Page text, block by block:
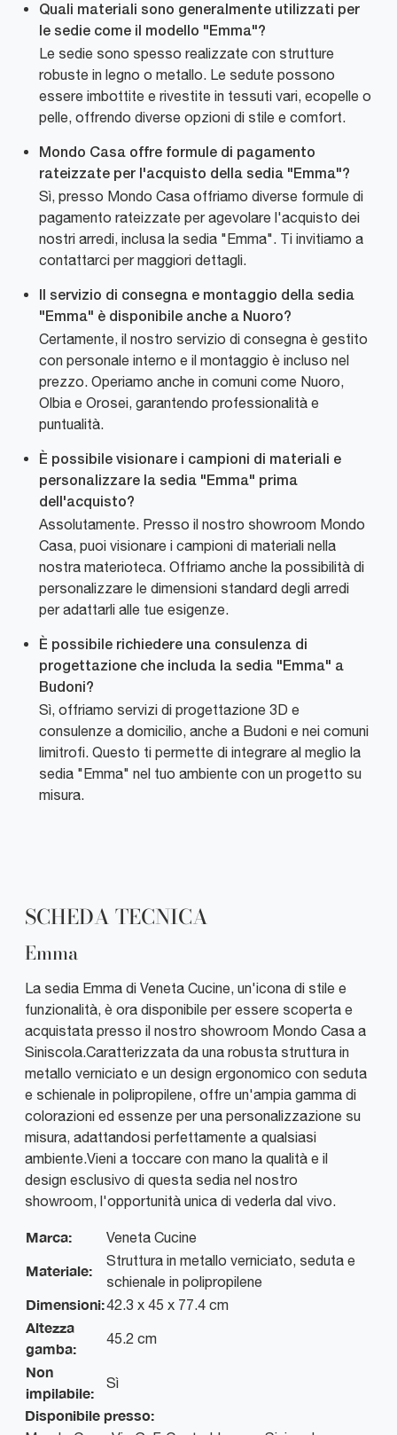
Quali materiali sono generalmente utilizzati per
le sedie come il modello "Emma"?
Le sedie sono spesso realizzate con strutture
robuste in legno o metallo. Le sedute possono
essere imbottite e rivestite in tessuti vari, ecopelle o
pelle, offrendo diverse opzioni di stile e comfort.
Mondo Casa offre formule di pagamento
rateizzate per l'acquisto della sedia "Emma"?
Sì, presso Mondo Casa offriamo diverse formule di
pagamento rateizzate per agevolare l'acquisto dei
nostri arredi, inclusa la sedia "Emma". Ti invitiamo a
contattarci per maggiori dettagli.
Il servizio di consegna e montaggio della sedia
"Emma" è disponibile anche a Nuoro?
Certamente, il nostro servizio di consegna è gestito
con personale interno e il montaggio è incluso nel
prezzo. Operiamo anche in comuni come Nuoro,
Olbia e Orosei, garantendo professionalità e
puntualità.
È possibile visionare i campioni di materiali e
personalizzare la sedia "Emma" prima
dell'acquisto?
Assolutamente. Presso il nostro showroom Mondo
Casa, puoi visionare i campioni di materiali nella
nostra materioteca. Offriamo anche la possibilità di
personalizzare le dimensioni standard degli arredi
per adattarli alle tue esigenze.
È possibile richiedere una consulenza di
progettazione che includa la sedia "Emma" a
Budoni?
Sì, offriamo servizi di progettazione 3D e
consulenze a domicilio, anche a Budoni e nei comuni
limitrofi. Questo ti permette di integrare al meglio la
sedia "Emma" nel tuo ambiente con un progetto su
misura.
SCHEDA TECNICA
Emma
La sedia Emma di Veneta Cucine, un'icona di stile e
funzionalità, è ora disponibile per essere scoperta e
acquistata presso il nostro showroom Mondo Casa a
Siniscola.Caratterizzata da una robusta struttura in
metallo verniciato e un design ergonomico con seduta
e schienale in polipropilene, offre un'ampia gamma di
colorazioni ed essenze per una personalizzazione su
misura, adattandosi perfettamente a qualsiasi
ambiente.Vieni a toccare con mano la qualità e il
design esclusivo di questa sedia nel nostro
showroom, l'opportunità unica di vederla dal vivo.
Marca: Veneta Cucine
Materiale:
Struttura in metallo verniciato, seduta e
schienale in polipropilene
Dimensioni:42.3 x 45 x 77.4 cm
Altezza
gamba:
45.2 cm
Non
impilabile:
Sì
Disponibile presso: